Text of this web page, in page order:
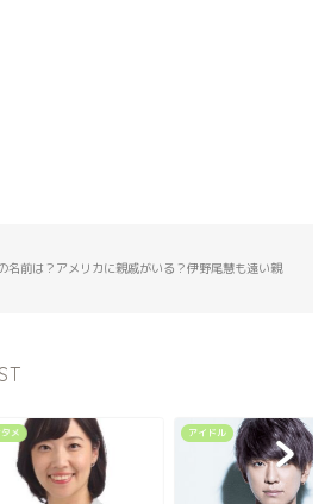
名前は？アメリカに親戚がいる？伊野尾慧も遠い親
メ アイドル